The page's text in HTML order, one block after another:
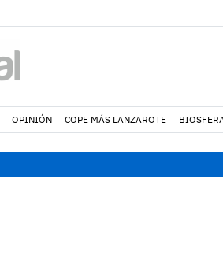
OPINIÓN COPE MÁS LANZAROTE